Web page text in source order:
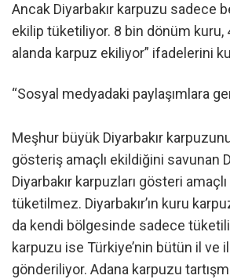
Ancak Diyarbakır karpuzu sadece
ekilip tüketiliyor. 8 bin dönüm kuru,
alanda karpuz ekiliyor” ifadelerini
“Sosyal medyadaki paylaşımlara
Meşhur büyük Diyarbakır
gösteriş amaçlı ekildiğini savunan
Diyarbakır karpuzları gösteri
tüketilmez. Diyarbakır’ın kuru
da kendi bölgesinde sadece
karpuzu ise Türkiye’nin bütün il ve
gönderiliyor. Adana karpuzu